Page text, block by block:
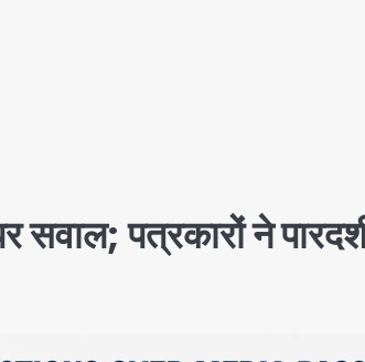
सवाल; पत्रकारों ने